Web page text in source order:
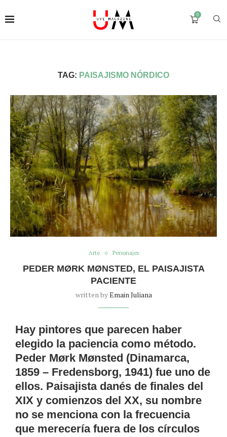
0
TAG: PAISAJISMO NÓRDICO
Arte Personajes
PEDER MØRK MØNSTED, EL PAISAJISTA
PACIENTE
written byEmain Juliana
Hay pintores que parecen haber
elegido la paciencia como método.
Peder Mørk Mønsted (Dinamarca,
1859 – Fredensborg, 1941) fue uno de
ellos. Paisajista danés de finales del
XIX y comienzos del XX, su nombre
no se menciona con la frecuencia
que merecería fuera de los círculos